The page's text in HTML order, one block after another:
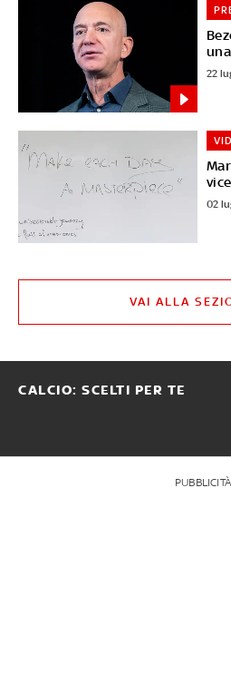
22
02
VAI ALLA
CALCIO: SCELTI PER TE
PUBBLICITÀ